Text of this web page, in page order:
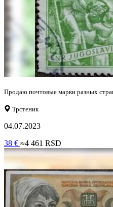
Продаю почтовые марки разных
Трстеник
04.07.2023
38 € ≈4 461 RSD